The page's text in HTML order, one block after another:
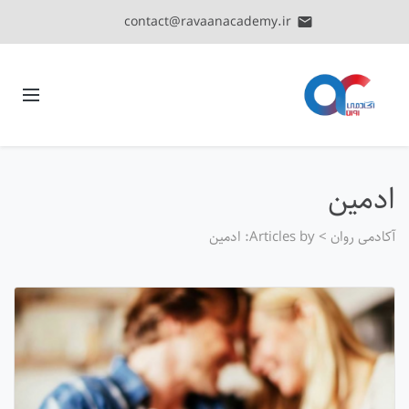
email
contact@ravaanacademy.ir
ادمین
آکادمی روان >Articles by: ادمین